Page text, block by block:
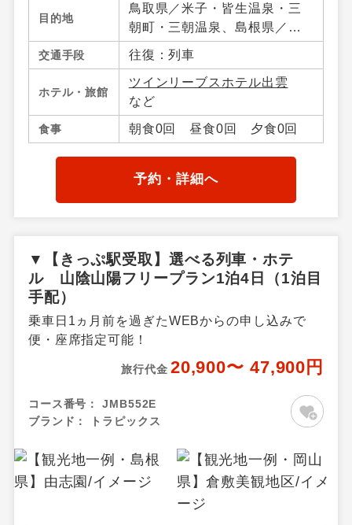
目的地
鳥取県／米子・皆生温泉・三
朝町・三朝温泉、島根県／松
江・宍道湖・玉造温泉・出
雲・日御碕、岡山県／岡山市
内・倉敷・蒜山・湯原温泉・
真庭・岡山県その他、広島県
／広島市内・宮島・尾道・広
島県その他
交通手段 往復：列車
ホテル・旅館
ツインリーブスホテル出雲
など
食事 朝食0回 昼食0回 夕食0回
予約・詳細へ
▼【きっぷ駅受取】選べる列車・ホテ
ル 山陰山陽フリープラン1泊4日（1泊目
手配）
乗車日1ヵ月前を過ぎたWEBからの申し込みで
便・座席指定可能！
旅行代金 20,900〜 47,900円
コース番号：
JMB552E
ブランド：
トラピックス